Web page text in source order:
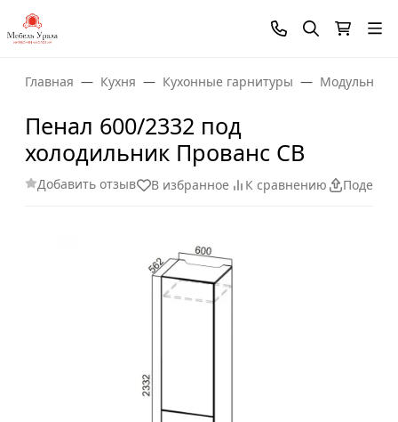
Главная Кухня Кухонные гарнитуры Модульные
Пенал 600/2332 под
холодильник Прованс СВ
Добавить отзыв В избранное К сравнению